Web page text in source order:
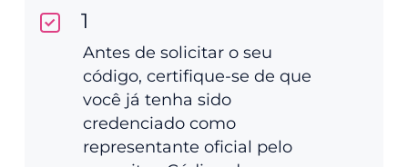
1
Antes de solicitar o seu
código, certifique-se de que
você já tenha sido
credenciado como
representante oficial pelo